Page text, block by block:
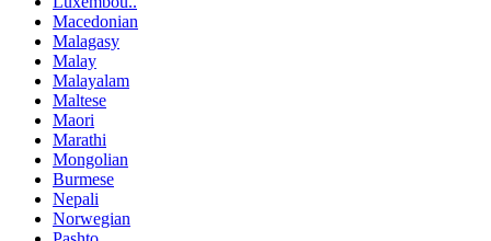
Macedonian
Malagasy
Malay
Malayalam
Maltese
Maori
Marathi
Mongolian
Burmese
Nepali
Norwegian